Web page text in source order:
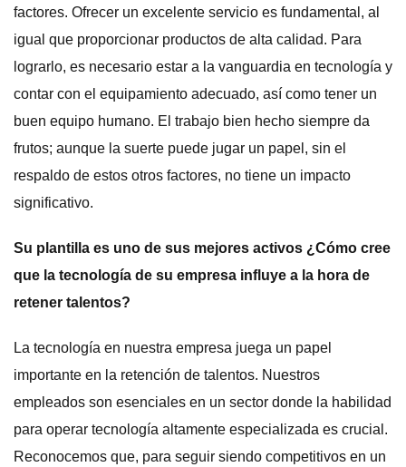
factores. Ofrecer un excelente servicio es fundamental, al
igual que proporcionar productos de alta calidad. Para
lograrlo, es necesario estar a la vanguardia en tecnología y
contar con el equipamiento adecuado, así como tener un
buen equipo humano. El trabajo bien hecho siempre da
frutos; aunque la suerte puede jugar un papel, sin el
respaldo de estos otros factores, no tiene un impacto
significativo.
Su plantilla es uno de sus mejores activos ¿Cómo cree
que la tecnología de su empresa influye a la hora de
retener talentos?
La tecnología en nuestra empresa juega un papel
importante en la retención de talentos. Nuestros
empleados son esenciales en un sector donde la habilidad
para operar tecnología altamente especializada es crucial.
Reconocemos que, para seguir siendo competitivos en un